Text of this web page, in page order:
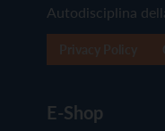
Autodisciplina
E-Shop